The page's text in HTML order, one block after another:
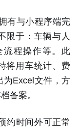
有与小程序端完
限于：车辆与人
流程操作等。此
将用车统计、费
为Excel文件，方
备案。
约时间外可正常